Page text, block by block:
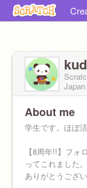
Japan
About me
学生です。ほぼ
【8周年!!】フォ
ってこれました
ありがとうござ